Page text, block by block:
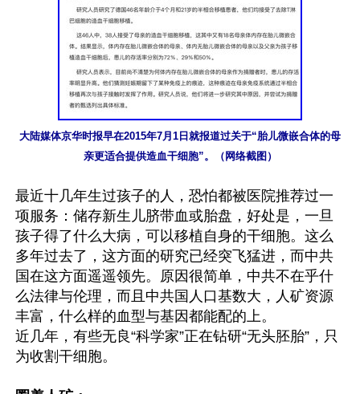
大陆媒体京华时报早在2015年7月1日就报道过关于“胎儿微嵌合体的母
亲更适合提供造血干细胞”。（网络截图）
最近十几年生过孩子的人，恐怕都被医院推荐过一
项服务：储存新生儿脐带血或胎盘，好处是，一旦
孩子得了什么大病，可以移植自身的干细胞。这么
多年过去了，这方面的研究已经突飞猛进，而中共
国在这方面遥遥领先。原因很简单，中共不在乎什
么法律与伦理，而且中共国人口基数大，人矿资源
丰富，什么样的血型与基因都能配的上。
近几年，有些无良“科学家”正在钻研“无头胚胎”，只
为收割干细胞。